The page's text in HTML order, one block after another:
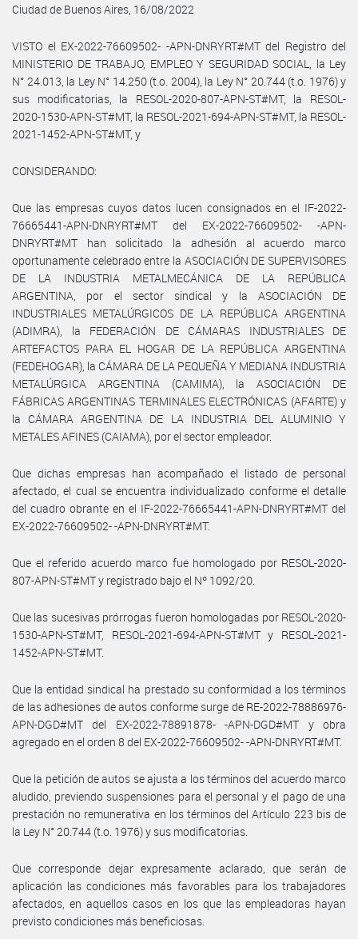
Ciudad de Buenos Aires, 16/08/2022
VISTO el EX-2022-76609502- -APN-DNRYRT#MT del Registro del
MINISTERIO DE TRABAJO, EMPLEO Y SEGURIDAD SOCIAL, la Ley
N° 24.013, la Ley N° 14.250 (t.o. 2004), la Ley N° 20.744 (t.o. 1976) y
sus modificatorias, la RESOL-2020-807-APN-ST#MT, la RESOL-
2020-1530-APN-ST#MT, la RESOL-2021-694-APN-ST#MT, la RESOL-
2021-1452-APN-ST#MT, y
CONSIDERANDO:
Que las empresas cuyos datos lucen consignados en el IF-2022-
76665441-APN-DNRYRT#MT del EX-2022-76609502- -APN-
DNRYRT#MT han solicitado la adhesión al acuerdo marco
oportunamente celebrado entre la ASOCIACIÓN DE SUPERVISORES
DE LA INDUSTRIA METALMECÁNICA DE LA REPÚBLICA
ARGENTINA, por el sector sindical y la ASOCIACIÓN DE
INDUSTRIALES METALÚRGICOS DE LA REPÚBLICA ARGENTINA
(ADIMRA), la FEDERACIÓN DE CÁMARAS INDUSTRIALES DE
ARTEFACTOS PARA EL HOGAR DE LA REPÚBLICA ARGENTINA
(FEDEHOGAR), la CÁMARA DE LA PEQUEÑA Y MEDIANA INDUSTRIA
METALÚRGICA ARGENTINA (CAMIMA), la ASOCIACIÓN DE
FÁBRICAS ARGENTINAS TERMINALES ELECTRÓNICAS (AFARTE) y
la CÁMARA ARGENTINA DE LA INDUSTRIA DEL ALUMINIO Y
METALES AFINES (CAIAMA), por el sector empleador.
Que dichas empresas han acompañado el listado de personal
afectado, el cual se encuentra individualizado conforme el detalle
del cuadro obrante en el IF-2022-76665441-APN-DNRYRT#MT del
EX-2022-76609502- -APN-DNRYRT#MT.
Que el referido acuerdo marco fue homologado por RESOL-2020-
807-APN-ST#MT y registrado bajo el Nº 1092/20.
Que las sucesivas prórrogas fueron homologadas por RESOL-2020-
1530-APN-ST#MT, RESOL-2021-694-APN-ST#MT y RESOL-2021-
1452-APN-ST#MT.
Que la entidad sindical ha prestado su conformidad a los términos
de las adhesiones de autos conforme surge de RE-2022-78886976-
APN-DGD#MT del EX-2022-78891878- -APN-DGD#MT y obra
agregado en el orden 8 del EX-2022-76609502- -APN-DNRYRT#MT.
Que la petición de autos se ajusta a los términos del acuerdo marco
aludido, previendo suspensiones para el personal y el pago de una
prestación no remunerativa en los términos del Artículo 223 bis de
la Ley N° 20.744 (t.o. 1976) y sus modificatorias.
Que corresponde dejar expresamente aclarado, que serán de
aplicación las condiciones más favorables para los trabajadores
afectados, en aquellos casos en los que las empleadoras hayan
previsto condiciones más beneficiosas.